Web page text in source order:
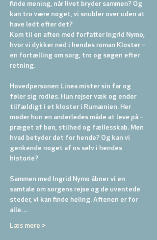
finde mening, når livet bryder sammen? Og
kan tro være noget, vi snubler over uden at
have ledt efter det?
Kom til en aften med forfatter Ingrid Nymo,
hvor vi dykker ned i hendes roman Kloster –
en fortælling om sorg, tro og søgen efter
retning.
Hovedpersonen Linea mister sin far og
føler sig rodløs. Hun rejser væk og ender
tilfældigt i et kloster i Rumænien. Her
møder hun en anderledes måde at leve på –
præget af bøn, stilhed og fællesskab. Men
hvad betyder det for hende? Og kan vi
genkende noget af os selv i hendes
historie?
Sammen med Ingrid Nymo åbner vi en
samtale om sorgens rejse og de uventede
steder, vi kan finde heling. Aftenen er for
alle…
Læs mere >